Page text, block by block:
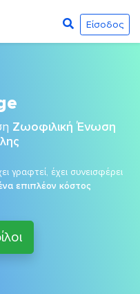
Είσοδος
Ζωοφιλική Ένωση
γραφτεί, έχει συνεισφέρει
επιπλέον κόστος